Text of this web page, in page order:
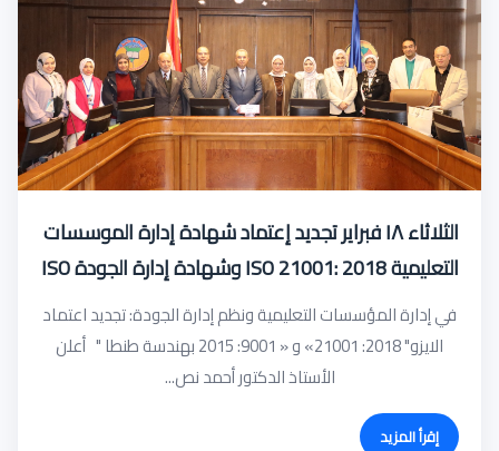
الثلاثاء ١٨ فبراير تجديد إعتماد شهادة إدارة الموسسات
التعليمية ISO 21001: 2018 وشهادة إدارة الجودة ISO
9001: 2015 للعام الثالث على التوالي
في إدارة المؤسسات التعليمية ونظم إدارة الجودة: تجديد اعتماد
الايزو" 2018: 21001» و « 9001: 2015 بهندسة طنطا " أعلن
الأستاذ الدكتور أحمد نص...
إقرأ المزيد